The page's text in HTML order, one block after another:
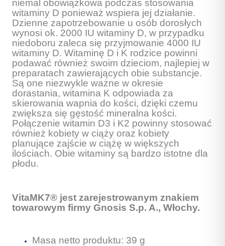
niemal obowiązkowa podczas stosowania
witaminy D ponieważ wspiera jej działanie.
Dzienne zapotrzebowanie u osób dorosłych
wynosi ok. 2000 IU witaminy D, w przypadku
niedoboru zaleca się przyjmowanie 4000 IU
witaminy D. Witaminę D i K rodzice powinni
podawać również swoim dzieciom, najlepiej w
preparatach zawierających obie substancje.
Są one niezwykle ważne w okresie
dorastania, witamina K odpowiada za
skierowania wapnia do kości, dzięki czemu
zwiększa się gęstość mineralna kości.
Połączenie witamin D3 i K2 powinny stosować
również kobiety w ciąży oraz kobiety
planujące zajście w ciążę w większych
ilościach. Obie witaminy są bardzo istotne dla
płodu.
VitaMK7® jest zarejestrowanym znakiem
towarowym firmy Gnosis S.p. A., Włochy.
Masa netto produktu: 39 g